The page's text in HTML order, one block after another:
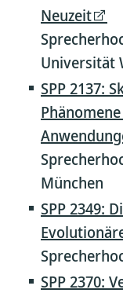
Neuzeit
Universität
SPP 2137:
München
SPP 2349:
SPP 2370: